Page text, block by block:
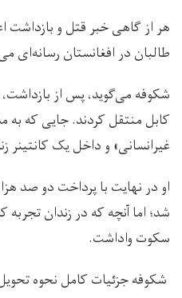
هر از گاهی خبر قتل و
طالبان در افغانستان رسانه‌ای
کابل منتقل کردند. جایی که به
غیرانسانی» و داخل یک کانتینر
او در نهایت با پرداخت دو صد
شد؛ اما آنچه که در زندان تجربه
سکوت واداشت.
شکوفه جزئیات کامل نحوه